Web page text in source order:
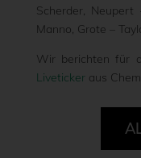
Scherder, Neupert
Manno, Grote –
Wir berichten für
Livetickeraus